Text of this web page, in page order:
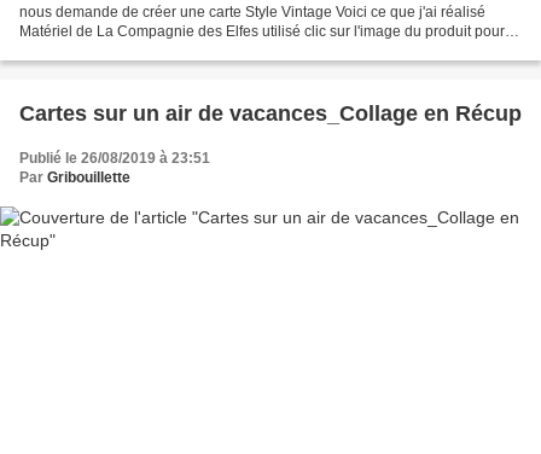
nous demande de créer une carte Style Vintage Voici ce que j'ai réalisé
Matériel de La Compagnie des Elfes utilisé clic sur l'image du produit pour
Cartes sur un air de vacances_Collage en Récup
Publié le 26/08/2019 à 23:51
Par Gribouillette